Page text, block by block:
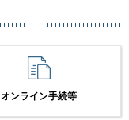
オンライン手続等